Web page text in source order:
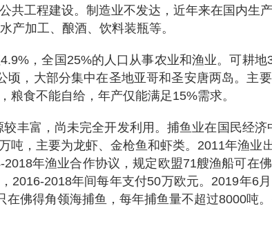
共工程建设。制造业不发达，近年来在国内生
产加工、酿酒、饮料装瓶等。
，全国25%的人口从事农业和渔业。可耕
，大部分集中在圣地亚哥和圣安唐两岛。主
食不能自给，年产仅能满足15%需求。
丰富，尚未完全开发利用。捕鱼业在国民经
吨，主要为龙虾、金枪鱼和虾类。2011年渔业
年渔业合作协议，规定欧盟71艘渔船可在
2016-2018年间每年支付50万欧元。2019年6
佛得角领海捕鱼，每年捕鱼量不超过8000吨